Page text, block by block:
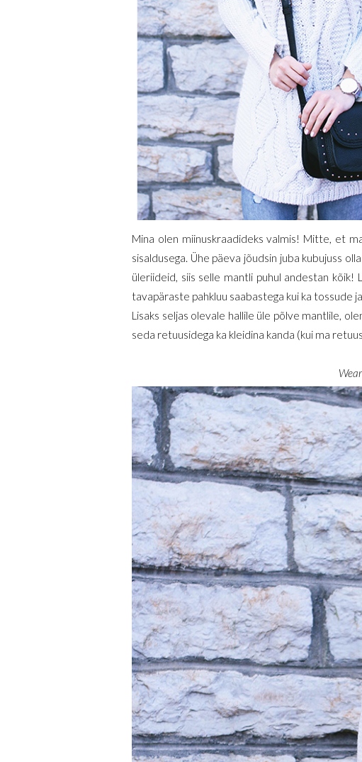
Mina olen miinuskraadideks valmis! Mitte, et
sisaldusega. Ühe päeva jõudsin juba kubujuss
üleriideid, siis selle mantli puhul andestan kõik!
tavapäraste pahkluu saabastega kui ka tossude
Lisaks seljas olevale hallile üle põlve mantlile,
seda retuusidega ka kleidina kanda (kui ma